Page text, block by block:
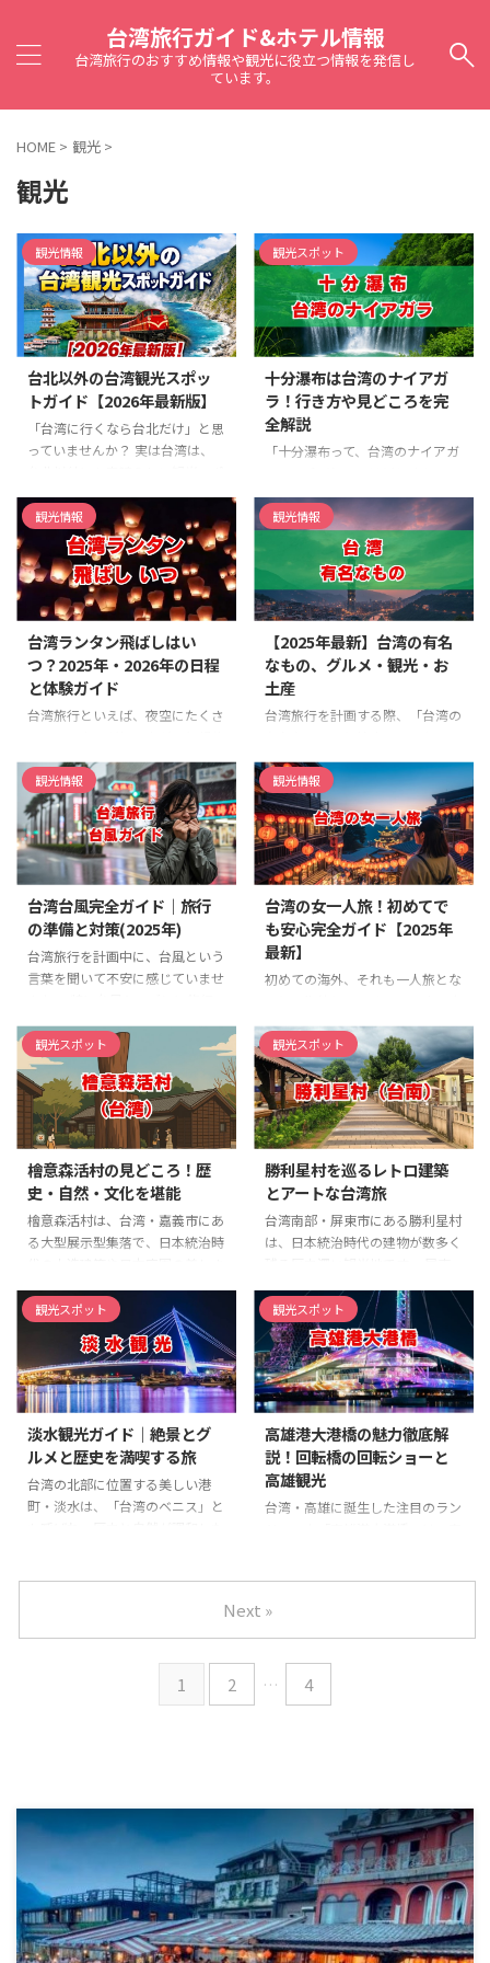
台湾旅行ガイド&ホテル情報
台湾旅行のおすすめ情報や観光に役立つ情報を発信し
ています。
HOME > 観光 >
観光
観光情報
台北以外の台湾観光スポッ
トガイド【2026年最新版】
「台湾に行くなら台北だけ」と思
っていませんか？ 実は台湾は、
ットがたくさんあるんです！ 台
湾は面積が九州よりも小さい島国
ですが、エリアごとにまったく異
なる魅力を持っていて、一度の旅
行では語り切れないほどの豊かさ
があります。
南部の高雄・台
南には歴史と港の文化が息づき、
中部の台中には「台湾のウユニ塩
湖」と呼ばれる絶景スポットが。
東部の花蓮には息をのむほどの大
自然が広がっています。 台湾新幹
ので、旅の途中でサクッと訪 ...
観光スポット
十分瀑布は台湾のナイアガ
ラ！行き方や見どころを完
全解説
「十分瀑布って、台湾のナイアガ
「台北からどうやって行くのが一
番いいんだろう…」 台湾旅行を計
画していると、そんな疑問が浮か
んできますよね。 私も初めて十
分へ行く前は、行き方や現地の楽
しみ方、人気の九份とセットで観
光できるのか、いろいろと調べて
いました。 特に、十分瀑布の営
業時間や入場料、現地のトイレ事
情、どんな服装で行けばいいのか
といった細かい情報は、事前に知
す。 この記事では、台湾リピー
ターの私が、実際に訪れてわかっ
た「十分瀑布」の魅力を余す ...
観光情報
台湾ランタン飛ばしはい
つ？2025年・2026年の日程
と体験ガイド
台湾旅行といえば、夜空にたくさ
な光景、一度は見てみたいですよ
ね。 私もずっと憧れていまし
た。 でも、計画しようとすると
「台湾のランタン飛ばしはいつ開
催してるんだろう？」って疑問に
ぶつかるかなと思います。 特に
2026年の具体的な日程や、有名
な平渓天燈節（へいけいてんとう
せつ）の情報は気になりますよ
ね。 それに、ランタンフェステ
ィバルとの違いがよく分からなか
も「十分（じゅうふん）」なら一
年中体験できるって話も聞くし、
実際どこでできるのか、台北から
の ...
観光情報
【2025年最新】台湾の有名
なもの、グルメ・観光・お
土産
台湾旅行を計画する際、「台湾の
の、情報が多すぎてどこから手を
つければ良いか分からなくなって
いませんか。 美味しいグルメ、
息をのむような絶景が広がる観光
スポット、そして活気あふれる夜
市での食べ歩きやショッピングな
ど、台湾には魅力的な選択肢がた
くさんあります。 この記事で
は、2025年最新の情報をもと
に、台湾の有名なものを徹底的に
解説します。 定番の小籠包から
らには喜ばれること間違いなしの
お土産選びのコツまで、あなたの
台 ...
観光情報
台湾台風完全ガイド｜旅行
の準備と対策(2025年)
台湾旅行を計画中に、台風という
言葉を聞いて不安に感じていませ
が重なる場合、現地の状況や交通
機関への影響、そして何よりも安
全な過ごし方について、正確な情
報を知りたいと考えるのは当然の
ことです。 せっかくの旅行が、
準備不足で残念な結果にならない
ように、事前に知識を深めておく
ことが大切です。 この記事で
は、台湾の台風に関する基本情報
から、旅行者が直面する可能性の
ある具体的な問題について解説し
向 渡航前にできる具体的な準 ...
観光情報
台湾の女一人旅！初めてで
も安心完全ガイド【2025年
最新】
初めての海外、それも一人旅とな
きいのではないでしょうか。 特
に、台湾への女一人旅を考えてい
るものの、初めての経験で何から
準備すれば良いのか、言葉の壁や
現地の習慣に戸惑わないかと、心
配事が尽きないかもしれません。
この記事は、まさにそのようなあ
なたのための完全ガイドです。
台湾は親日的で治安も良く、日本
からのアクセスも便利なため、台
湾 女一人旅 初めての目的地とし
た不安が具体的な計画に変わり、
自信を持って旅の準備を進め ...
観光スポット
檜意森活村の見どころ！歴
史・自然・文化を堪能
檜意森活村は、台湾・嘉義市にあ
る大型展示型集落で、日本統治時
です。 整備された街並みの中に
は、阿里山産のヒノキを使用した
建物が並び、まるで日本の昔町に
タイムスリップしたかのような雰
囲気が広がっています。 敷地内に
は、写真映えする景觀水池やクス
ノキの絵馬体験ができるスポット
もあり、訪れる人の五感を楽しま
せてくれます。 アクセスも良好
で、台鉄嘉義駅や阿里山森林鉄道
観光スポット
勝利星村を巡るレトロ建築
とアートな台湾旅
台湾南部・屏東市にある勝利星村
は、日本統治時代の建物が数多く
スの良さも魅力の一つです。 園
内には、当時の軍官宿舎をはじめ
とする貴重な歴史建築物が保存さ
れており、ノスタルジックな雰囲
気が漂います。 また、アートと融
合したオブジェが点在し、散策し
ながら楽しめるのも大きな特徴で
す。 レトロな街並みや、浴衣で
の記念撮影など、歴史と現代の魅
力が詰まった勝利星村は、台湾旅
観光スポット
淡水観光ガイド｜絶景とグ
ルメと歴史を満喫する旅
台湾の北部に位置する美しい港
町・淡水は、「台湾のベニス」と
み方ができます。 この記事で
は、淡水を訪れる方に向けて、見
逃せないスポットや穴場、現地で
しか味わえない名物グルメまで幅
が満載です。
淡水の主要観光
スポットとその魅力
淡水で楽
観光スポット
高雄港大港橋の魅力徹底解
説！回転橋の回転ショーと
高雄観光
台湾・高雄に誕生した注目のラン
この橋は、台湾初の水平回転式と
いうユニークな構造を持ち、昼と
夜で異なる表情を見せてくれるの
が特徴です。 高雄の人気エリア
である芸術特区とも直結してお
では、高雄港大港橋の見どころや
楽しみ方を詳しくご紹介します。
高雄港大港橋の構造や回転の
仕 ...
1 2 … 4
Next »